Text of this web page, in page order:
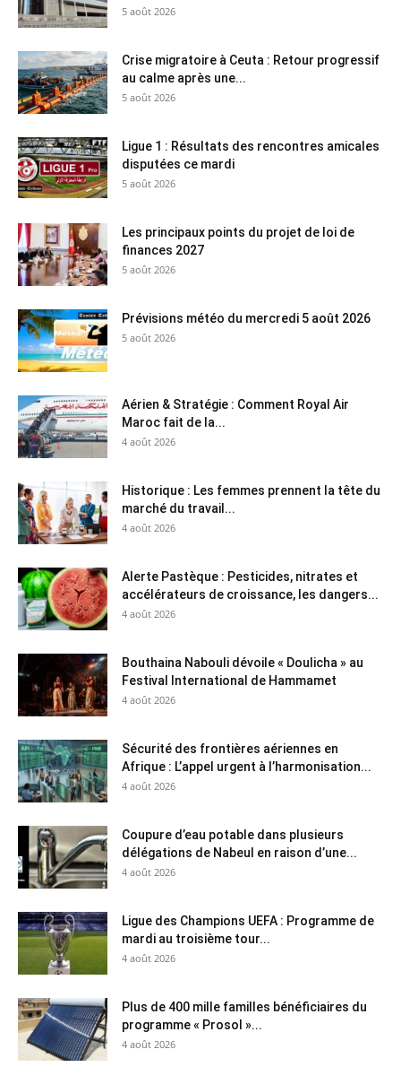
5 août 2026
Crise migratoire à Ceuta : Retour progressif
au calme après une...
5 août 2026
Ligue 1 : Résultats des rencontres amicales
disputées ce mardi
5 août 2026
Les principaux points du projet de loi de
finances 2027
5 août 2026
Prévisions météo du mercredi 5 août 2026
5 août 2026
Aérien & Stratégie : Comment Royal Air
Maroc fait de la...
4 août 2026
Historique : Les femmes prennent la tête du
marché du travail...
4 août 2026
Alerte Pastèque : Pesticides, nitrates et
accélérateurs de croissance, les dangers...
4 août 2026
Bouthaina Nabouli dévoile « Doulicha » au
Festival International de Hammamet
4 août 2026
Sécurité des frontières aériennes en
Afrique : L’appel urgent à l’harmonisation...
4 août 2026
Coupure d’eau potable dans plusieurs
délégations de Nabeul en raison d’une...
4 août 2026
Ligue des Champions UEFA : Programme de
mardi au troisième tour...
4 août 2026
Plus de 400 mille familles bénéficiaires du
programme « Prosol »...
4 août 2026